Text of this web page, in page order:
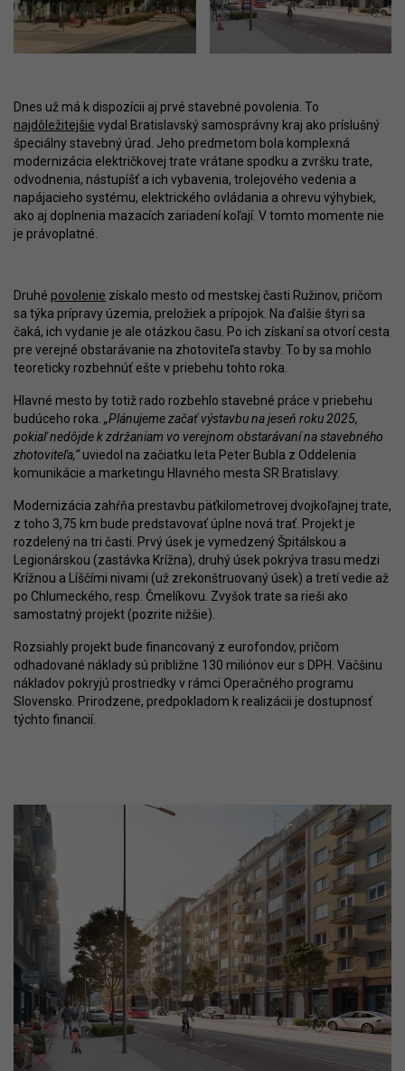
Dnes už má k dispozícii aj prvé stavebné povolenia. To
najdôležitejšie vydal Bratislavský samosprávny kraj ako príslušný
špeciálny stavebný úrad. Jeho predmetom bola komplexná
modernizácia električkovej trate vrátane spodku a zvršku trate,
odvodnenia, nástupíšť a ich vybavenia, trolejového vedenia a
napájacieho systému, elektrického ovládania a ohrevu výhybiek,
ako aj doplnenia mazacích zariadení koľají. V tomto momente nie
je právoplatné.
Druhé povolenie získalo mesto od mestskej časti Ružinov, pričom
sa týka prípravy územia, preložiek a prípojok. Na ďalšie štyri sa
čaká, ich vydanie je ale otázkou času. Po ich získaní sa otvorí cesta
pre verejné obstarávanie na zhotoviteľa stavby. To by sa mohlo
teoreticky rozbehnúť ešte v priebehu tohto roka.
Hlavné mesto by totiž rado rozbehlo stavebné práce v priebehu
budúceho roka. „Plánujeme začať výstavbu na jeseň roku 2025,
pokiaľ nedôjde k zdržaniam vo verejnom obstarávaní na stavebného
zhotoviteľa,“uviedol na začiatku leta Peter Bubla z Oddelenia
komunikácie a marketingu Hlavného mesta SR Bratislavy.
Modernizácia zahŕňa prestavbu päťkilometrovej dvojkoľajnej trate,
z toho 3,75 km bude predstavovať úplne nová trať. Projekt je
rozdelený na tri časti. Prvý úsek je vymedzený Špitálskou a
Legionárskou (zastávka Krížna), druhý úsek pokrýva trasu medzi
Krížnou a Líščími nivami (už zrekonštruovaný úsek) a tretí vedie až
po Chlumeckého, resp. Čmelíkovu. Zvyšok trate sa rieši ako
samostatný projekt (pozrite nižšie).
Rozsiahly projekt bude financovaný z eurofondov, pričom
odhadované náklady sú približne 130 miliónov eur s DPH. Väčšinu
nákladov pokryjú prostriedky v rámci Operačného programu
Slovensko. Prirodzene, predpokladom k realizácii je dostupnosť
týchto financií.